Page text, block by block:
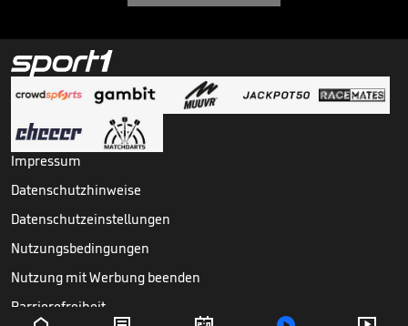
Impressum
Datenschutzhinweise
Datenschutzeinstellungen
Nutzungsbedingungen
Nutzung mit Werbung beenden
Barrierefreiheit